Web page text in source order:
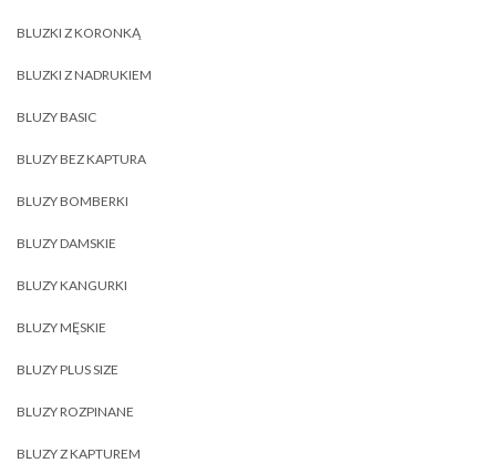
BLUZKI Z KORONKĄ
BLUZKI Z NADRUKIEM
BLUZY BASIC
BLUZY BEZ KAPTURA
BLUZY BOMBERKI
BLUZY DAMSKIE
BLUZY KANGURKI
BLUZY MĘSKIE
BLUZY PLUS SIZE
BLUZY ROZPINANE
BLUZY Z KAPTUREM